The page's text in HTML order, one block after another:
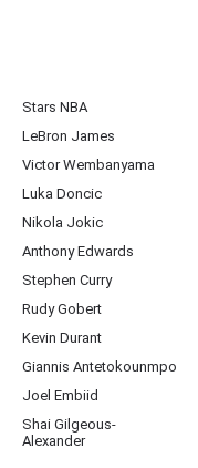
Stars NBA
LeBron James
Victor Wembanyama
Luka Doncic
Nikola Jokic
Anthony Edwards
Stephen Curry
Rudy Gobert
Kevin Durant
Giannis Antetokounmpo
Joel Embiid
Shai Gilgeous-
Alexander